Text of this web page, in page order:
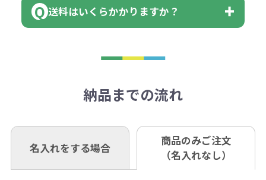
はまらない数を入力すると、アラー
アラートに従って数を調整してくだ
※不良商品をご返却いただけない場
います。あらかじめご了承くださ
※不良商品は商品到着後7営業日以
お問合せ先
0120-979-907
相談下さい。
なお、印刷代はボリュームディスカ
同じ版で多くの数量を印刷すると、1
個当たりの印刷代単価がお安くなり
■ゆうちょ銀行（振替口座）
口座名 株式会社モノベーション
※振り込み手数料はお客さま負担と
なりますのでご注意ください。
既製品の場合、ご入金確認後3営業
ご入金確認後約3週間となります。
定しているものもあります。
あれば、午前中までにご注文とご入
金いただければ翌日着でお送りする
送料はいくらかかりますか？
き別途申し受けます。
も複数ヶ所への納品の場合、別途送
料頂戴する場合がございます。
納品までの流れ
名入れをする場合
商品のみご注文
（名入れなし）